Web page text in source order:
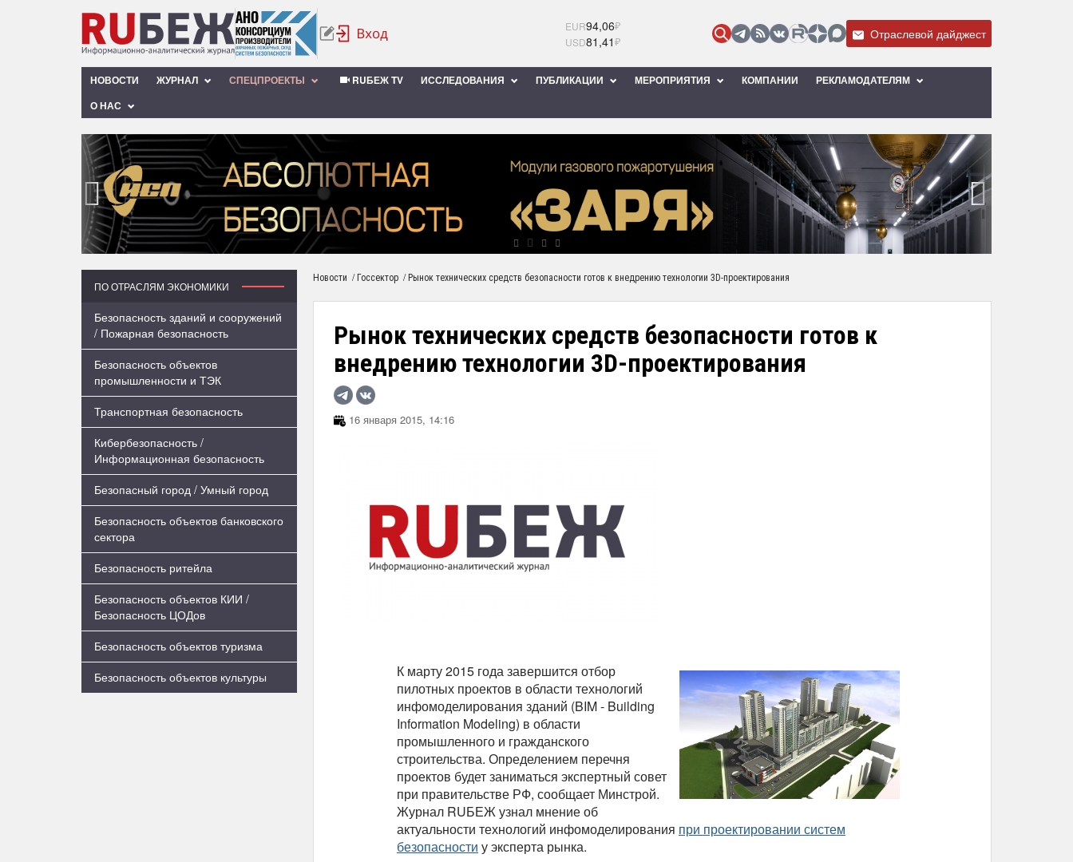
EUR94,06₽
USD81,41₽ Отраслевой дайджест
НОВОСТИ ЖУРНАЛ СПЕЦПРОЕКТЫ RUБЕЖ TV ИССЛЕДОВАНИЯ ПУБЛИКАЦИИ МЕРОПРИЯТИЯ КОМПАНИИ
РЕКЛАМОДАТЕЛЯМ
О НАС
‹
ПО ОТРАСЛЯМ ЭКОНОМИКИ
Безопасность зданий и сооружений
/ Пожарная безопасность
Безопасность объектов
промышленности и ТЭК
Транспортная безопасность
Кибербезопасность /
Информационная безопасность
Безопасный город / Умный город
Безопасность объектов банковского
сектора
Безопасность ритейла
Безопасность объектов КИИ /
Безопасность ЦОДов
Безопасность объектов туризма
Безопасность объектов культуры
Новости / Госсектор / Рынок технических средств безопасности готов к внедрению технологии 3D-проектирования
Рынок технических средств безопасности готов к
внедрению технологии 3D-проектирования
16 января 2015, 14:16
К марту 2015 года завершится отбор
пилотных проектов в области технологий
инфомоделирования зданий (BIM - Building
Information Modeling) в области
промышленного и гражданского
строительства. Определением перечня
проектов будет заниматься экспертный совет
при правительстве РФ, сообщает Минстрой.
Журнал RUБЕЖ узнал мнение об
актуальности технологий инфомоделирования при проектировании систем
безопасности у эксперта рынка.